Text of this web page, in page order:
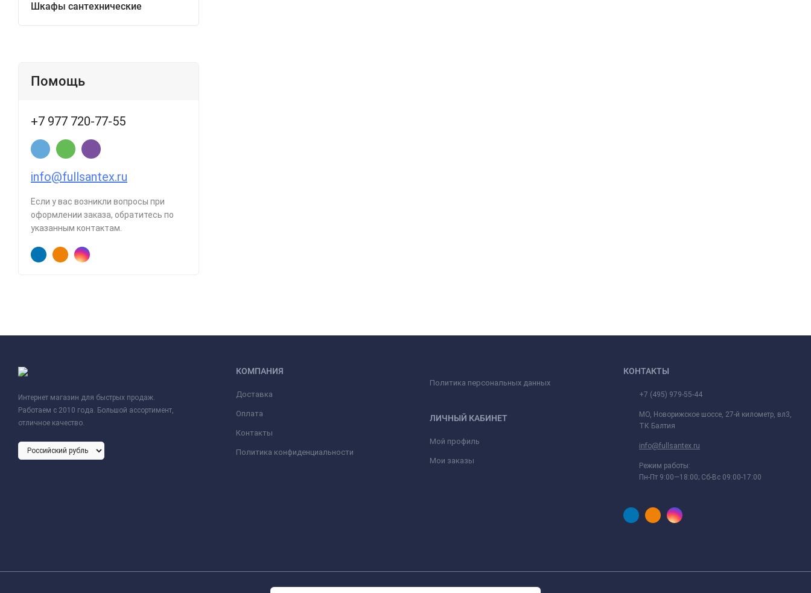
Шкафы сантехнические
Помощь
+7 977 720-77-55
info@fullsantex.ru
Если у вас возникли вопросы при
оформлении заказа, обратитесь по
указанным контактам.
Интернет магазин для быстрых продаж.
Работаем с 2010 года. Большой ассортимент,
отличное качество.
КОМПАНИЯ
Доставка
Оплата
Контакты
Политика конфиденциальности
Политика персональных данных
ЛИЧНЫЙ КАБИНЕТ
Мой профиль
Мои заказы
КОНТАКТЫ
+7 (495) 979-55-44
МО, Новорижское шоссе, 27-й километр, вл3,
ТК Балтия
info@fullsantex.ru
Режим работы:
Пн-Пт 9:00—18:00; Сб-Вс 09:00-17:00